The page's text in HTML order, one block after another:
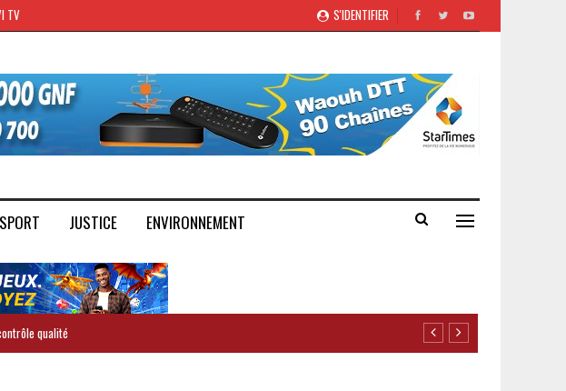
S'IDENTIFIER
TV
SPORT JUSTICE ENVIRONNEMENT
qualité